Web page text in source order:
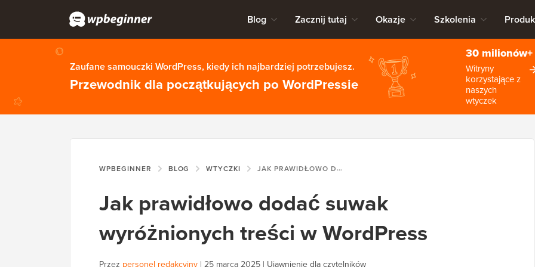
Blog Zacznij tutaj Okazje Szkolenia
Zaufane samouczki WordPress, kiedy ich najbardziej potrzebujesz.
Przewodnik dla początkujących po WordPressie
30 milionów+
Witryny
korzystające z
naszych
wtyczek
WPBEGINNER BLOG WTYCZKI JAK PRAWIDŁOWO DODAĆ SUWAK WYRÓŻNIONYCH TREŚCI W WORDPRESS
Jak prawidłowo dodać suwak
wyróżnionych treści w WordPress
Przez personel redakcyjny | 25 marca 2025 | Ujawnienie dla czytelników